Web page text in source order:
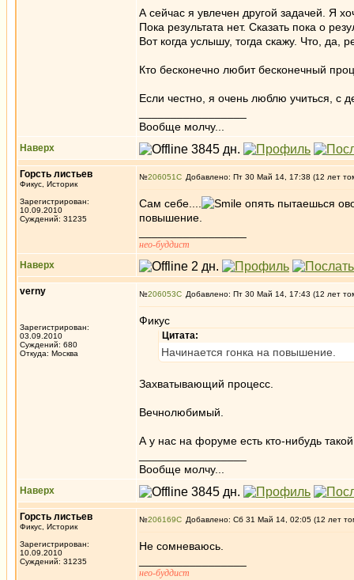
А сейчас я увлечен другой задачей. Я
Пока результата нет. Сказать пока о
Вот когда услышу, тогда скажу. Что, да,
Кто бесконечно любит бесконечный
Если честно, я очень люблю учиться, с
Вообще молчу...
Наверх
Горсть листьев
Фикус, Историк
Зарегистрирован:
10.09.2010
Суждений: 31235
№206051 Добавлено: Пт 30 Май 14, 17:38 (12 лет
Сам себе....
опять пытаешься
повышение.
нео-буддист
Наверх
verny
Зарегистрирован:
03.09.2010
Суждений: 680
Откуда: Москва
№206053 Добавлено: Пт 30 Май 14, 17:43 (12 лет
Фикус
Цитата:
Начинается гонка на повышение.
Захватывающий процесс.
Вечнолюбимый.
А у нас на форуме есть кто-нибудь
Вообще молчу...
Наверх
Горсть листьев
Фикус, Историк
Зарегистрирован:
10.09.2010
Суждений: 31235
№206169 Добавлено: Сб 31 Май 14, 02:05 (12 лет
Не сомневаюсь.
нео-буддист